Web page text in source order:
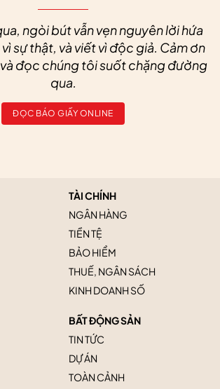
ngòi bút vẫn vẹn nguyên lời hứa
sự thật, và viết vì độc giả. Cảm ơn
đọc chúng tôi suốt chặng đường
qua.
ĐỌC BÁO GIẤY ONLINE
TÀI CHÍNH
NGÂN HÀNG
TIỀN TỆ
BẢO HIỂM
THUẾ, NGÂN SÁCH
KINH DOANH SỐ
BẤT ĐỘNG SẢN
TIN TỨC
DỰ ÁN
TOÀN CẢNH